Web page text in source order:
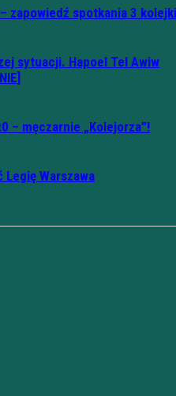
zapowiedź spotkania 3 kolejki
sytuacji. Hapoel Tel Awiw
– męczarnie „Kolejorza”!
Warszawa